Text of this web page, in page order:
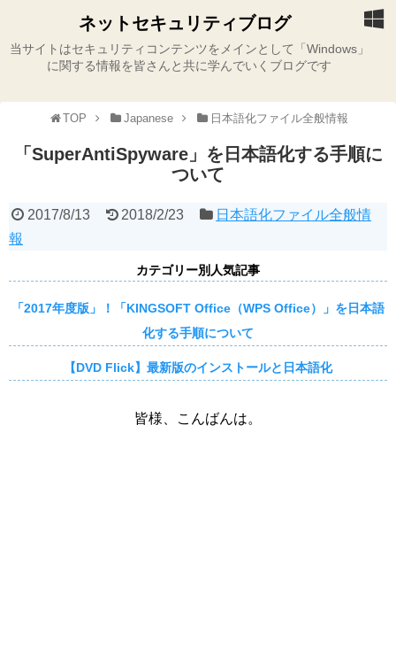
ネットセキュリティブログ
当サイトはセキュリティコンテンツをメインとして「Windows」
に関する情報を皆さんと共に学んでいくブログです
TOP Japanese 日本語化ファイル全般情報
「SuperAntiSpyware」を日本語化する手順に
ついて
2017/8/13 2018/2/23
日本語化ファイル全般情
報
カテゴリー別人気記事
「2017年度版」！「KINGSOFT Office（WPS Office）」を日本語
化する手順について
【DVD Flick】最新版のインストールと日本語化
皆様、こんばんは。